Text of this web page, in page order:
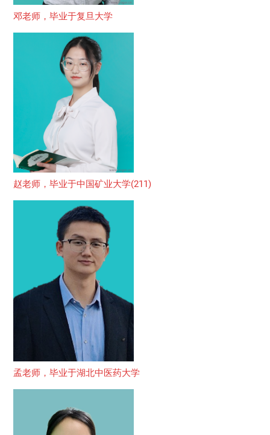
邓老师，毕业于复旦大学
赵老师，毕业于中国矿业大学(211)
孟老师，毕业于湖北中医药大学